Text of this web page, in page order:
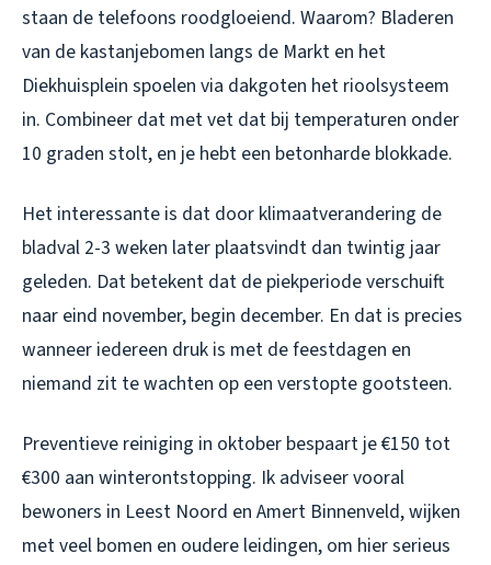
staan de telefoons roodgloeiend. Waarom? Bladeren
van de kastanjebomen langs de Markt en het
Diekhuisplein spoelen via dakgoten het rioolsysteem
in. Combineer dat met vet dat bij temperaturen onder
10 graden stolt, en je hebt een betonharde blokkade.
Het interessante is dat door klimaatverandering de
bladval 2-3 weken later plaatsvindt dan twintig jaar
geleden. Dat betekent dat de piekperiode verschuift
naar eind november, begin december. En dat is precies
wanneer iedereen druk is met de feestdagen en
niemand zit te wachten op een verstopte gootsteen.
Preventieve reiniging in oktober bespaart je €150 tot
€300 aan winterontstopping. Ik adviseer vooral
bewoners in Leest Noord en Amert Binnenveld, wijken
met veel bomen en oudere leidingen, om hier serieus